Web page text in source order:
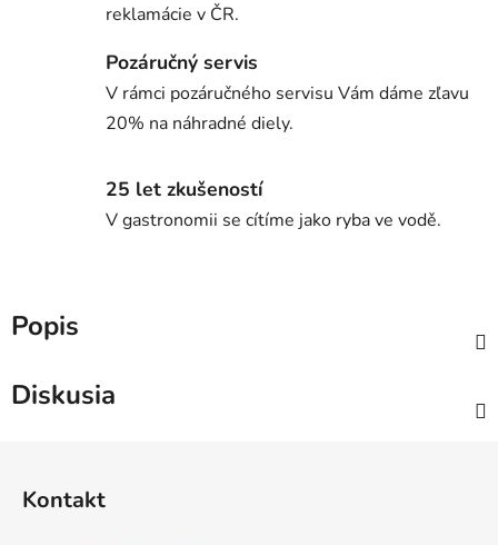
reklamácie v ČR.
Pozáručný servis
V rámci pozáručného servisu Vám dáme zľavu
20% na náhradné diely.
25 let zkušeností
V gastronomii se cítíme jako ryba ve vodě.
Popis
Diskusia
Kontakt